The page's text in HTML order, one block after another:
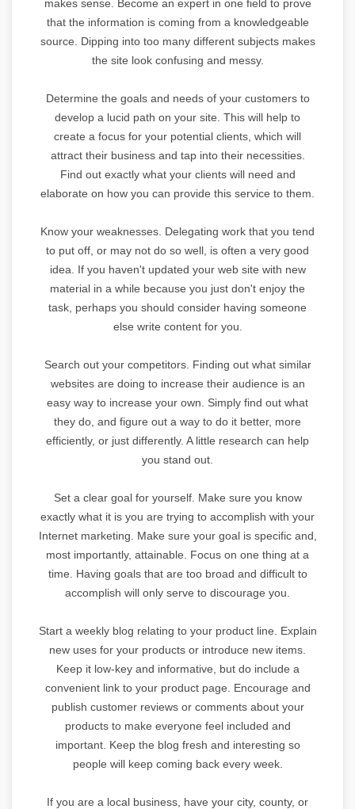
makes sense. Become an expert in one field to prove
that the information is coming from a knowledgeable
source. Dipping into too many different subjects makes
the site look confusing and messy.
Determine the goals and needs of your customers to
develop a lucid path on your site. This will help to
create a focus for your potential clients, which will
attract their business and tap into their necessities.
Find out exactly what your clients will need and
elaborate on how you can provide this service to them.
Know your weaknesses. Delegating work that you tend
to put off, or may not do so well, is often a very good
idea. If you haven't updated your web site with new
material in a while because you just don't enjoy the
task, perhaps you should consider having someone
else write content for you.
Search out your competitors. Finding out what similar
websites are doing to increase their audience is an
easy way to increase your own. Simply find out what
they do, and figure out a way to do it better, more
efficiently, or just differently. A little research can help
you stand out.
Set a clear goal for yourself. Make sure you know
exactly what it is you are trying to accomplish with your
Internet marketing. Make sure your goal is specific and,
most importantly, attainable. Focus on one thing at a
time. Having goals that are too broad and difficult to
accomplish will only serve to discourage you.
Start a weekly blog relating to your product line. Explain
new uses for your products or introduce new items.
Keep it low-key and informative, but do include a
convenient link to your product page. Encourage and
publish customer reviews or comments about your
products to make everyone feel included and
important. Keep the blog fresh and interesting so
people will keep coming back every week.
If you are a local business, have your city, county, or